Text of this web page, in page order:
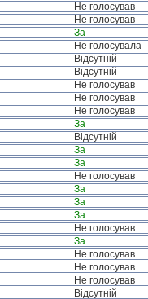
Не голосував
Не голосував
За
Не голосувала
Відсутній
Відсутній
Не голосував
Не голосував
Не голосував
За
Відсутній
За
За
Не голосував
За
За
За
Не голосував
За
Не голосував
Не голосував
Не голосував
Відсутній